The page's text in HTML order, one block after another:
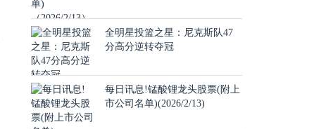
全明星投篮之星：尼克斯队47
分高分逆转夺冠
每日讯息!锰酸锂龙头股票(附上
市公司名单)(2026/2/13)